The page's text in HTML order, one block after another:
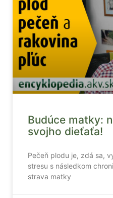
Budúce matky:
svojho dieťaťa!
Pečeň plodu je, zdá sa,
stresu s následkom
strava matky